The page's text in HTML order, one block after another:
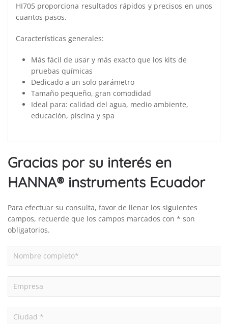
HI705 proporciona resultados rápidos y precisos en unos
cuantos pasos.
Características generales:
Más fácil de usar y más exacto que los kits de
pruebas químicas
Dedicado a un solo parámetro
Tamaño pequeño, gran comodidad
Ideal para: calidad del agua, medio ambiente,
educación, piscina y spa
Gracias por su interés en
HANNA® instruments Ecuador
Para efectuar su consulta, favor de llenar los siguientes
campos, recuerde que los campos marcados con * son
obligatorios.